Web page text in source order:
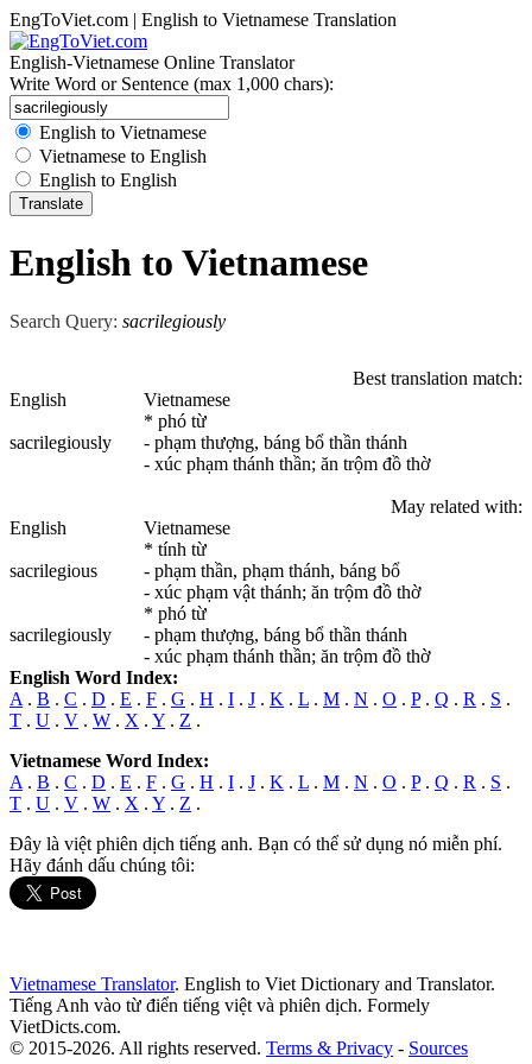
EngToViet.com | English to Vietnamese Translation
English-Vietnamese Online Translator
Write Word or Sentence (max 1,000 chars):
English to Vietnamese
Vietnamese to English
English to English
English to Vietnamese
Search Query: sacrilegiously
Best translation match:
English
Vietnamese
sacrilegiously
* phó từ
- phạm thượng, báng bổ thần thánh
- xúc phạm thánh thần; ăn trộm đồ thờ
May related with:
English
Vietnamese
sacrilegious
* tính từ
- phạm thần, phạm thánh, báng bổ
- xúc phạm vật thánh; ăn trộm đồ thờ
sacrilegiously
* phó từ
- phạm thượng, báng bổ thần thánh
- xúc phạm thánh thần; ăn trộm đồ thờ
English Word Index:
A . B . C . D . E . F . G . H . I . J . K . L . M . N . O . P. Q . R . S .
T . U . V . W . X . Y . Z .
Vietnamese Word Index:
A . B . C . D . E . F . G . H . I . J . K . L . M . N . O . P. Q . R . S .
T . U . V . W . X . Y . Z .
Đây là việt phiên dịch tiếng anh. Bạn có thể sử dụng nó miễn phí.
Hãy đánh dấu chúng tôi:
Vietnamese Translator. English to Viet Dictionary and Translator.
Tiếng Anh vào từ điển tiếng việt và phiên dịch. Formely
VietDicts.com.
© 2015-2026. All rights reserved. Terms & Privacy - Sources